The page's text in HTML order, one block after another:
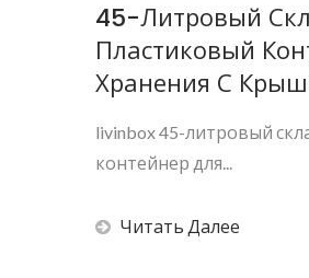
45-Литровый
Пластиковый
Хранения С
livinbox 45-литровый
контейнер для...
Читать Далее